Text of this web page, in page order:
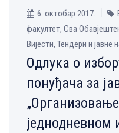
6. октобар 2017.
факултет, Сва
Вијести, Тендери и јавне
Одлука о
понуђача за
једнодневном